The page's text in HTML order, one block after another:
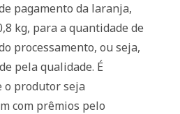
pagamento da laranja,
kg, para a quantidade de
processamento, ou seja,
pela qualidade. É
o produtor seja
com prêmios pelo